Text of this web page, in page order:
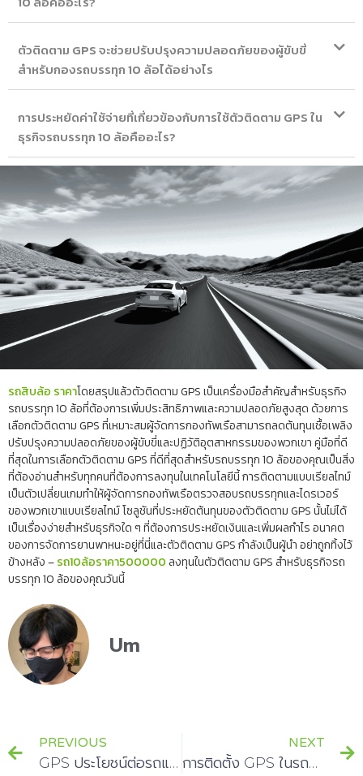
ตัวติดตาม GPS จะช่วยปรับปรุงความปลอดภัยของผู้ขับขี่
สำหรับกองรถบรรทุก 10 ล้อได้อย่างไร
การประหยัดค่าใช้จ่ายที่เกี่ยวข้องกับการใช้ตัวติดตาม GPS ใน
ธุรกิจรถบรรทุก 10 ล้อคืออะไร?
รถสิบล้อ ราคาโดยสรุปแล้วตัวติดตาม GPS เป็นเครื่องมือสำคัญสำหรับธุรกิจ
รถบรรทุก 10 ล้อที่ต้องการเพิ่มประสิทธิภาพและความปลอดภัยสูงสุดด้วยการ
เลือกตัวติดตาม GPS ที่เหมาะสมผู้จัดการกองทัพเรือสามารถลดต้นทุนเชื้อเพลิง
ปรับปรุงความปลอดภัยของผู้ขับขี่และปฏิวัติอุตสาหกรรมของพวกเขา คู่มือที่ดี
ที่สุดในการเลือกตัวติดตาม GPS ที่ดีที่สุดสำหรับรถบรรทุก 10 ล้อของคุณเป็นสิ่ง
ที่ต้องอ่านสำหรับทุกคนที่ต้องการลงทุนในเทคโนโลยีนี้ การติดตามแบบเรียลไทม์
เป็นตัวเปลี่ยนเกมทำให้ผู้จัดการกองทัพเรือตรวจสอบรถบรรทุกและไดรเวอร์
ของพวกเขาแบบเรียลไทม์ โซลูชันที่ประหยัดต้นทุนของตัวติดตาม GPS นั้นไม่ได้
เป็นเรื่องง่ายสำหรับธุรกิจใด ๆ ที่ต้องการประหยัดเงินและเพิ่มผลกำไร อนาคต
ของการจัดการยานพาหนะอยู่ที่นี่และตัวติดตาม GPS กำลังเป็นผู้นำ อย่าถูกทิ้งไว้
ข้างหลัง –รถ10ล้อราคา500000ลงทุนในตัวติดตาม GPS สำหรับธุรกิจรถ
บรรทุก 10 ล้อของคุณวันนี้
Um
PREVIOUS
GPS ประโยชน์ต่อรถแทรกเตอร์ราคาถูกได้อย่างไร
NEXT
การติดตั้ง GPS ในรถปิคอัพแบบรถกระบะเดี่ยวที่ใช้แล้ว